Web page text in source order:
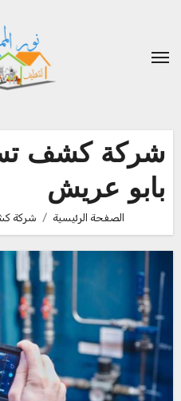
المحتوى
شركة كشف
بابو عريش
الصفحة الرئيسية شركة